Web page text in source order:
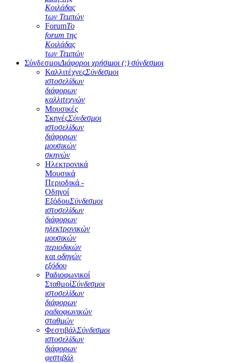
Κοιλάδας
των Τεμπών
ForumΤο
forum της
Κοιλάδας
των Τεμπών
ΣύνδεσμοιΔιάφοροι χρήσιμοι (;) σύνδεσμοι
ΚαλλιτέχνεςΣύνδεσμοι
ιστοσελίδων
διάφορων
καλλιτεχνών
Μουσικές
ΣκηνέςΣύνδεσμοι
ιστοσελίδων
διάφορων
μουσικών
σκηνών
Ηλεκτρονικά
Μουσικά
Περιοδικά -
Οδηγοί
ΕξόδουΣύνδεσμοι
ιστοσελίδων
διάφορων
ηλεκτρονικών
μουσικών
περιοδικών
και οδηγών
εξόδου
Ραδιοφωνικοί
ΣταθμοίΣύνδεσμοι
ιστοσελίδων
διάφορων
ραδιοφωνικών
σταθμών
ΦεστιβάλΣύνδεσμοι
ιστοσελίδων
διάφορων
φεστιβάλ